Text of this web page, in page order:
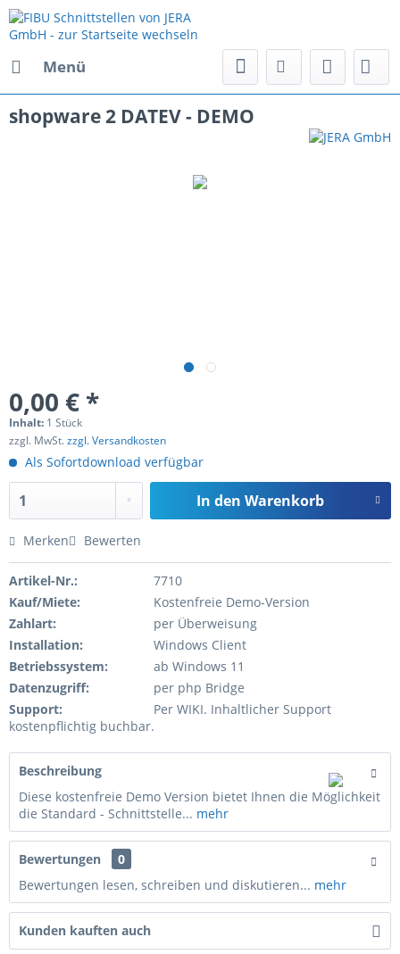
Menü
shopware 2 DATEV - DEMO
0,00 € *
Inhalt: 1 Stück
zzgl. MwSt.zzgl. Versandkosten
Als Sofortdownload verfügbar
In den Warenkorb
Merken Bewerten
Artikel-Nr.:
7710
Kauf/Miete:
Kostenfreie Demo-Version
Zahlart:
per Überweisung
Installation:
Windows Client
Betriebssystem:
ab Windows 11
Datenzugriff:
per php Bridge
Support:
Per WIKI. Inhaltlicher Support
kostenpflichtig buchbar.
Beschreibung
Diese kostenfreie Demo Version bietet Ihnen die Möglichkeit
die Standard - Schnittstelle... mehr
Bewertungen
0
Bewertungen lesen, schreiben und diskutieren... mehr
Kunden kauften auch